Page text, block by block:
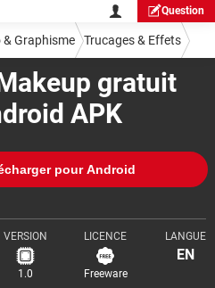
Question
gratuit
APK
pour Android
VERSION
1.0
LICENCE
Freeware
LANGUE
EN
& Graphisme Trucages & Effets